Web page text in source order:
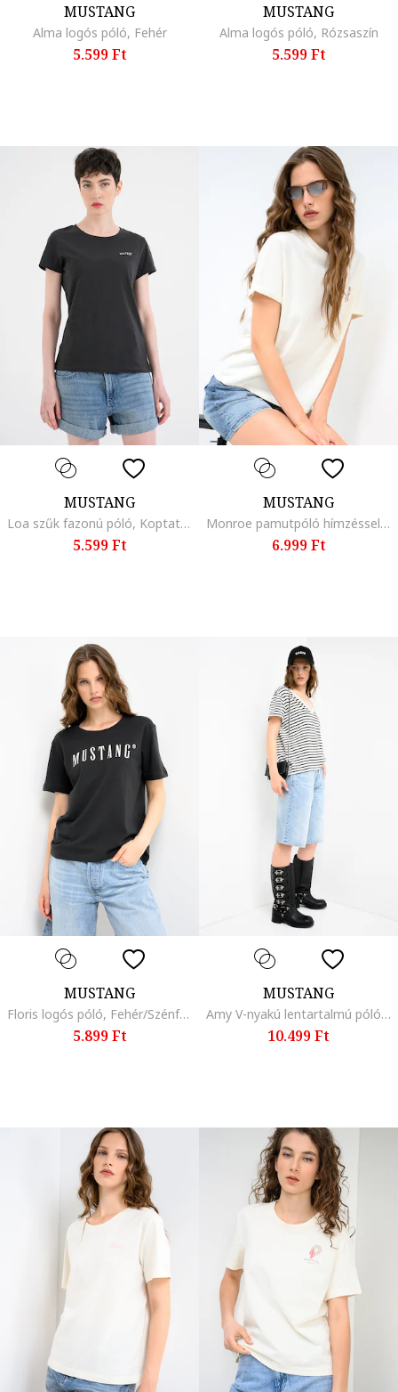
MUSTANG
Alma logós póló, Fehér
5.599 Ft
MUSTANG
Alma logós póló, Rózsaszín
5.599 Ft
MUSTANG
Loa szűk fazonú póló, Koptatott fekete
5.599 Ft
MUSTANG
Monroe pamutpóló hímzéssel, Csontszín
6.999 Ft
MUSTANG
Floris logós póló, Fehér/Szénfekete
5.899 Ft
MUSTANG
Amy V-nyakú lentartalmú póló, Fekete/Törtfehér
10.499 Ft